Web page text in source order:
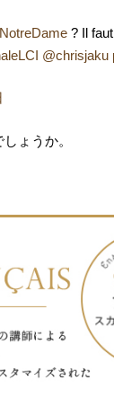
? Il
@chrisjaku
ょうか。